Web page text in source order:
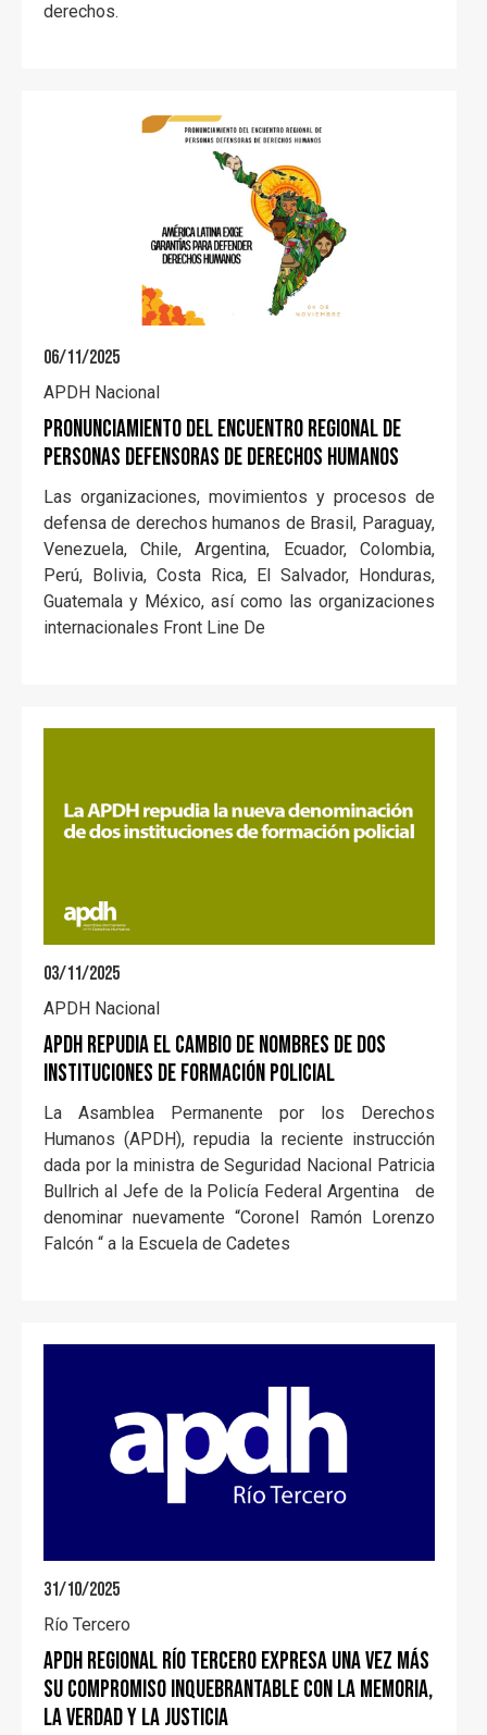
derechos.
06/11/2025
APDH Nacional
Pronunciamiento del Encuentro Regional de
personas defensoras de Derechos Humanos
Las organizaciones, movimientos y procesos de
defensa de derechos humanos de Brasil, Paraguay,
Venezuela, Chile, Argentina, Ecuador, Colombia,
Perú, Bolivia, Costa Rica, El Salvador, Honduras,
Guatemala y México, así como las organizaciones
internacionales Front Line De
03/11/2025
APDH Nacional
APDH repudia el cambio de nombres de dos
instituciones de formación policial
La Asamblea Permanente por los Derechos
Humanos (APDH), repudia la reciente instrucción
dada por la ministra de Seguridad Nacional Patricia
Bullrich al Jefe de la Policía Federal Argentina de
denominar nuevamente “Coronel Ramón Lorenzo
Falcón “ a la Escuela de Cadetes
31/10/2025
Río Tercero
APDH Regional Río Tercero expresa una vez más
su compromiso inquebrantable con la Memoria,
la Verdad y la Justicia